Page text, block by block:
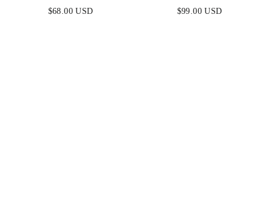
MINI DRESS - DEEP
$68.00 USD
TIERED MAXI DRESS
$99.00 USD